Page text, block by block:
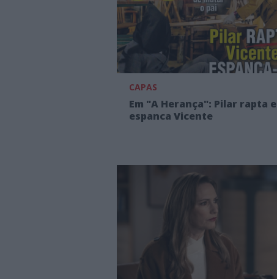
CAPAS
Em "A Herança": Pilar rapta e
espanca Vicente